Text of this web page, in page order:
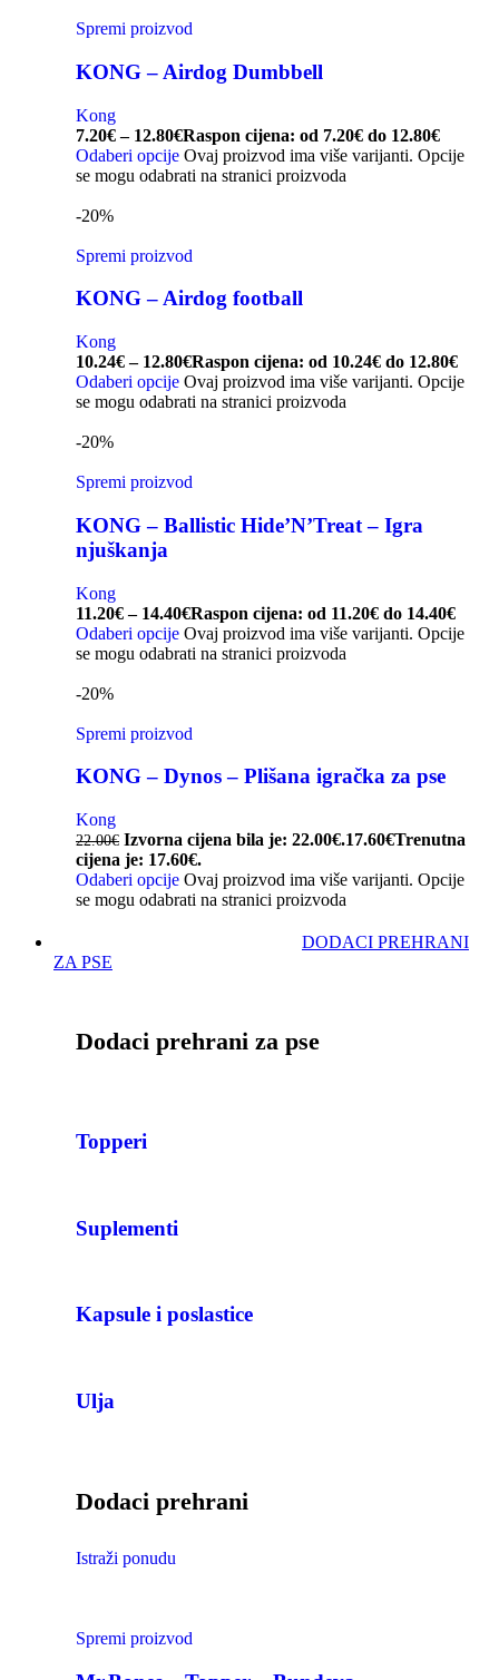
Spremi proizvod
KONG – Airdog Dumbbell
Kong
7.20€ – 12.80€Raspon cijena: od 7.20€ do 12.80€
Odaberi opcije Ovaj proizvod ima više varijanti. Opcije
se mogu odabrati na stranici proizvoda
-20%
Spremi proizvod
KONG – Airdog football
Kong
10.24€ – 12.80€Raspon cijena: od 10.24€ do 12.80€
Odaberi opcije Ovaj proizvod ima više varijanti. Opcije
se mogu odabrati na stranici proizvoda
-20%
Spremi proizvod
KONG – Ballistic Hide’N’Treat – Igra
njuškanja
Kong
11.20€ – 14.40€Raspon cijena: od 11.20€ do 14.40€
Odaberi opcije Ovaj proizvod ima više varijanti. Opcije
se mogu odabrati na stranici proizvoda
-20%
Spremi proizvod
KONG – Dynos – Plišana igračka za pse
Kong
22.00€ Izvorna cijena bila je: 22.00€.17.60€Trenutna
cijena je: 17.60€.
Odaberi opcije Ovaj proizvod ima više varijanti. Opcije
se mogu odabrati na stranici proizvoda
DODACI PREHRANI
ZA PSE
Dodaci prehrani za pse
Topperi
Suplementi
Kapsule i poslastice
Ulja
Dodaci prehrani
Istraži ponudu
Spremi proizvod